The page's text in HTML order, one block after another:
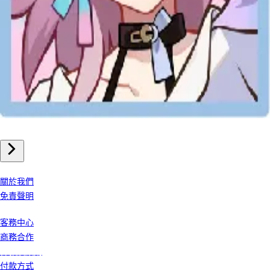
手機遊戲
崩壞星穹鐵道 儲值
關於我們
免責聲明
客務中心
商務合作
付款方式